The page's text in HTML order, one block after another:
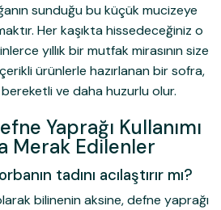
sunduğu bu küçük mucizeye
Her kaşıkta hissedeceğiniz o
yıllık bir mutfak mirasının size
ürünlerle hazırlanan bir sofra,
ve daha huzurlu olur.
Yaprağı Kullanımı
Merak Edilenler
tadını acılaştırır mı?
bilinenin aksine, defne yaprağı